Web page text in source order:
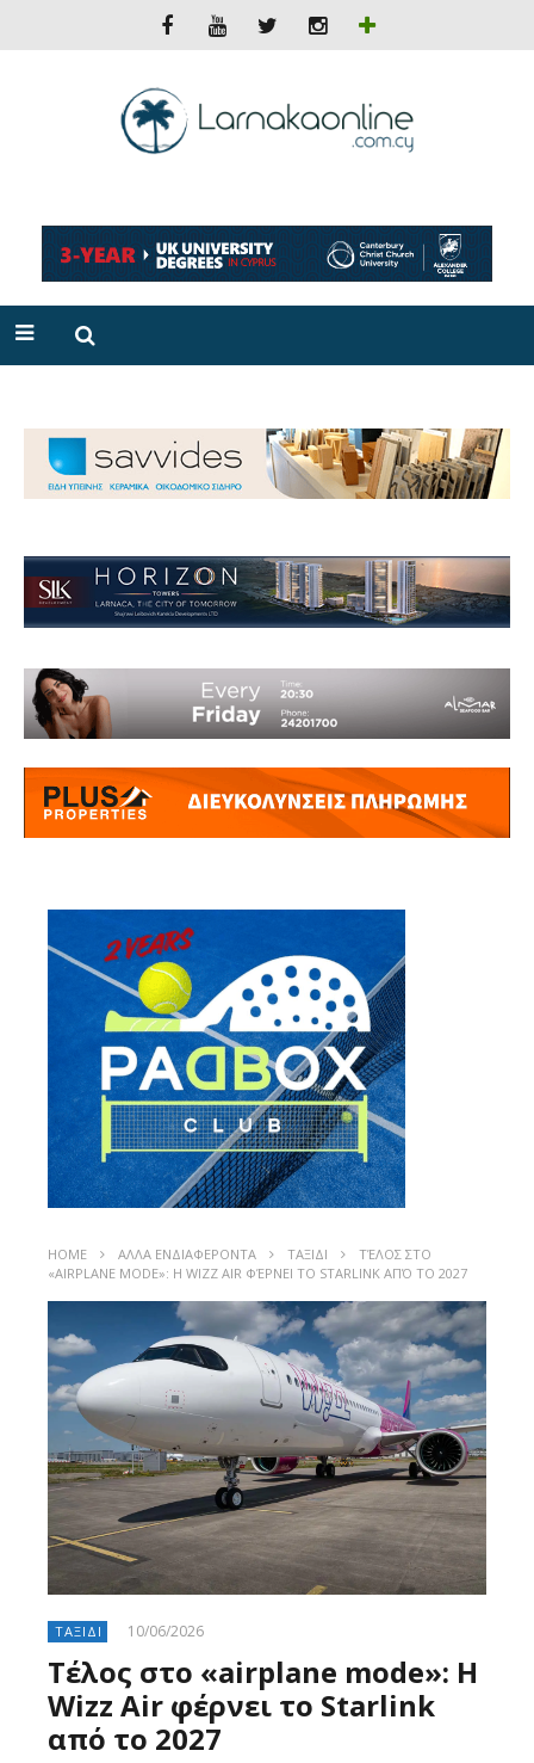
HOME ΑΛΛΑ ΕΝΔΙΑΦΕΡΟΝΤΑ ΤΑΞΙΔΙ
ΤΈΛΟΣ ΣΤΟ
«AIRPLANE MODE»: Η WIZZ AIR ΦΈΡΝΕΙ ΤΟ STARLINK ΑΠΌ ΤΟ 2027
ΤΑΞΙΔΙ 10/06/2026
Τέλος στο «airplane mode»: Η
Wizz Air φέρνει το Starlink
από το 2027